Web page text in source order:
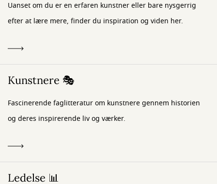
Uanset om du er en erfaren kunstner eller bare nysgerrig
efter at lære mere, finder du inspiration og viden her.
Kunstnere 🎭
Fascinerende faglitteratur om kunstnere gennem historien
og deres inspirerende liv og værker.
Ledelse 📊